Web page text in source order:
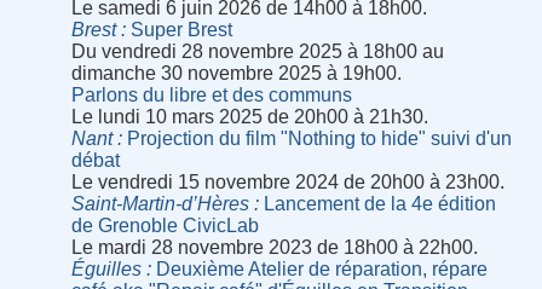
Le samedi 6 juin 2026 de 14h00 à 18h00.
Brest
Super Brest
Du vendredi 28 novembre 2025 à 18h00 au
dimanche 30 novembre 2025 à 19h00.
Parlons du libre et des communs
Le lundi 10 mars 2025 de 20h00 à 21h30.
Nant
Projection du film "Nothing to hide" suivi d'un
débat
Le vendredi 15 novembre 2024 de 20h00 à 23h00.
Saint-Martin-d’Hères
Lancement de la 4e édition
de Grenoble CivicLab
Le mardi 28 novembre 2023 de 18h00 à 22h00.
Éguilles
Deuxième Atelier de réparation, répare